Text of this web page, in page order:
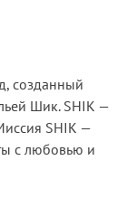
созданный
Шик. SHIK —
SHIK —
с любовью и